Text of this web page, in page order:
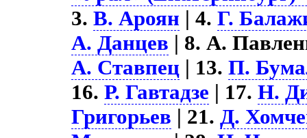
3.В. Ароян | 4.Г.
А. Данцев | 8. А.
А. Ставпец | 13.П.
16.Р. Гавтадзе | 17.Н.
Григорьев | 21.Д.